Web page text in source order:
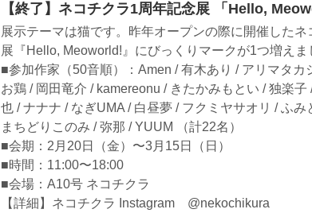
【終了】ネコチクラ1周年記念展 「Hello,
展示テーマは猫です。昨年オープンの際に開催した
展『Hello, Meoworld!』にびっくりマークが1つ増えま
■参加作家（50音順）：Amen / 有木あり / アリマタカ
お鶏 / 岡田竜介 / kamereonu / きたかみもとい / 独楽
也 / ナナナ / なぎUMA / 白昼夢 / フクミヤサオリ / ふみ
まちどりこのみ / 弥那 / YUUM （計22名）
■会期：2月20日（金）〜3月15日（日）
■時間：11:00〜18:00
■会場：A10号 ネコチクラ
【詳細】ネコチクラ Instagram @nekochikura